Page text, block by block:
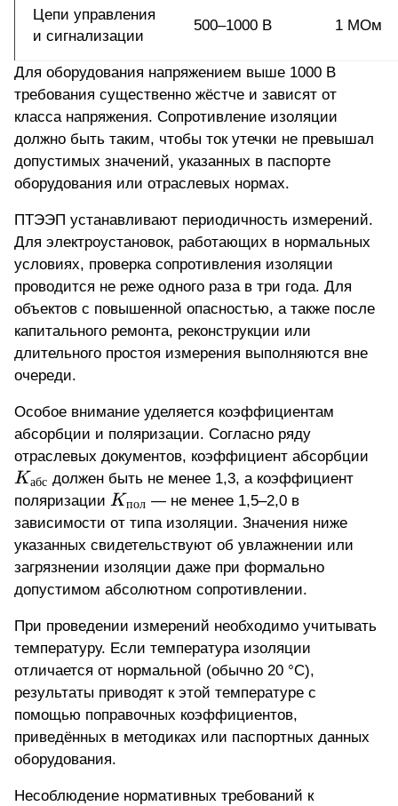
Цепи управления
и сигнализации
500–1000 В 1 МОм
Для оборудования напряжением выше 1000 В
требования существенно жёстче и зависят от
класса напряжения. Сопротивление изоляции
должно быть таким, чтобы ток утечки не превышал
допустимых значений, указанных в паспорте
оборудования или отраслевых нормах.
ПТЭЭП устанавливают периодичность измерений.
Для электроустановок, работающих в нормальных
условиях, проверка сопротивления изоляции
проводится не реже одного раза в три года. Для
объектов с повышенной опасностью, а также после
капитального ремонта, реконструкции или
длительного простоя измерения выполняются вне
очереди.
Особое внимание уделяется коэффициентам
абсорбции и поляризации. Согласно ряду
отраслевых документов, коэффициент абсорбции
Kабс должен быть не менее 1,3, а коэффициент
поляризации K_{пол}
Kпол — не менее 1,5–2,0 в
зависимости от типа изоляции. Значения ниже
указанных свидетельствуют об увлажнении или
загрязнении изоляции даже при формально
допустимом абсолютном сопротивлении.
При проведении измерений необходимо учитывать
температуру. Если температура изоляции
отличается от нормальной (обычно 20 °C),
результаты приводят к этой температуре с
помощью поправочных коэффициентов,
приведённых в методиках или паспортных данных
оборудования.
Несоблюдение нормативных требований к